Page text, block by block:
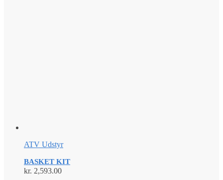
ATV Udstyr
BASKET KIT
kr. 2,593.00